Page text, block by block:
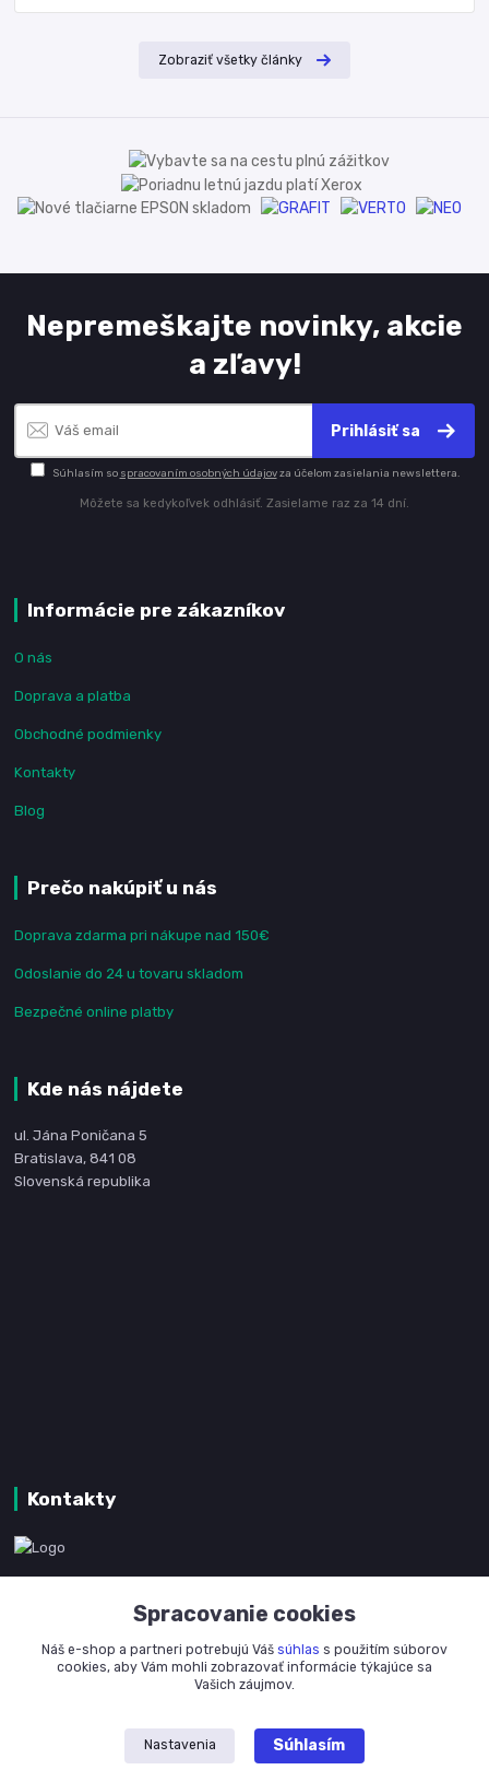
Zobraziť všetky články
Nepremeškajte novinky, akcie
a zľavy!
Prihlásiť sa
Súhlasím so spracovaním osobných údajovza účelom zasielania newslettera.
Môžete sa kedykoľvek odhlásiť. Zasielame raz za 14 dní.
Informácie pre zákazníkov
O nás
Doprava a platba
Obchodné podmienky
Kontakty
Blog
Prečo nakúpiť u nás
Doprava zdarma pri nákupe nad 150€
Odoslanie do 24 u tovaru skladom
Bezpečné online platby
Kde nás nájdete
ul. Jána Poničana 5
Bratislava, 841 08
Slovenská republika
Kontakty
+421 905 327 801
(Po-Pia, 8-16 hod.)
Spracovanie cookies
Náš e-shop a partneri potrebujú Váš súhlas s použitím súborov
cookies, aby Vám mohli zobrazovať informácie týkajúce sa
Vašich záujmov.
Nastavenia Súhlasím